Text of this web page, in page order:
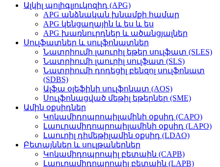
Ալկիլ պոլիգլյուկոզիդ (APG)
APG անձնական խնամքի համար
APG կենցաղային և ես և ես
APG խառնուրդներ և ածանցյալներ
Սուլֆատներ և սուլֆոնատներ
Նատրիումի լաուրիլ եթեր սուլֆատ (SLES)
Նատրիումի լաուրիլ սուլֆատ (SLS)
Նատրիումի դոդեցիլ բենզոլ սուլֆոնատ
(SDBS)
Ալֆա օլեֆինի սուլֆոնատ (AOS)
Սուլֆոնացված մեթիլ եթերներ (SME)
Ամին օքսիդներ
Կոկամիդոպրոպիլամինի օքսիդ (CAPO)
Լաուրամիդոպրոպիլամինի օքսիդ (LAPO)
Լաուրիլ դիմեթիլամին օքսիդ (LDAO)
Բետայններ և սուլթաներներ
Կոկամիդոպրոպիլ բետաին (CAPB)
Լաուրամիդոպրոպիլ բետաին (LAPB)